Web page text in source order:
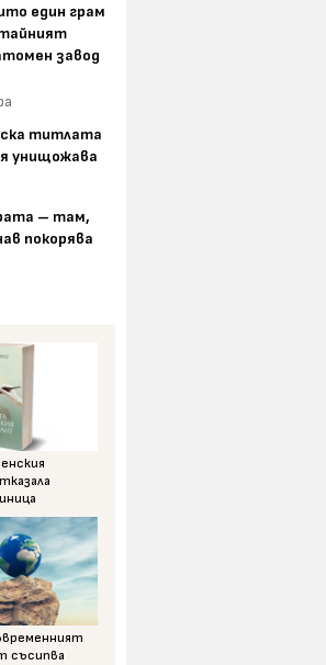
един грам
завод
титлата
унищожава
– там,
покорява
съсипва